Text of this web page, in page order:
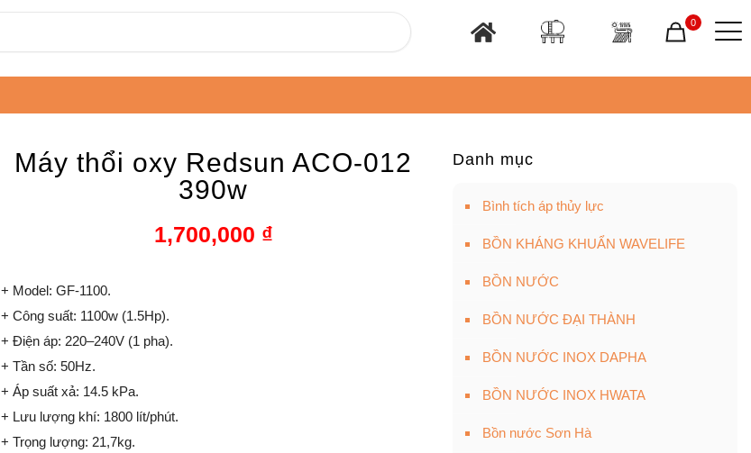
0
Máy thổi oxy Redsun ACO-012
390w
1,700,000 ₫
+ Model: GF-1100.
+ Công suất: 1100w (1.5Hp).
+ Điện áp: 220–240V (1 pha).
+ Tần số: 50Hz.
+ Áp suất xả: 14.5 kPa.
+ Lưu lượng khí: 1800 lít/phút.
+ Trọng lượng: 21,7kg.
Danh mục
Bình tích áp thủy lực
BỒN KHÁNG KHUẨN WAVELIFE
BỒN NƯỚC
BỒN NƯỚC ĐẠI THÀNH
BỒN NƯỚC INOX DAPHA
BỒN NƯỚC INOX HWATA
Bồn nước Sơn Hà